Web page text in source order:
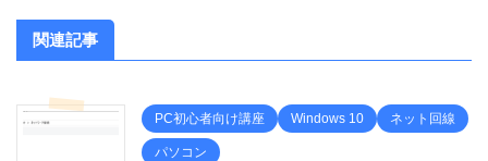
関連記事
PC初心者向け講座 Windows 10 ネット回線
パソコン